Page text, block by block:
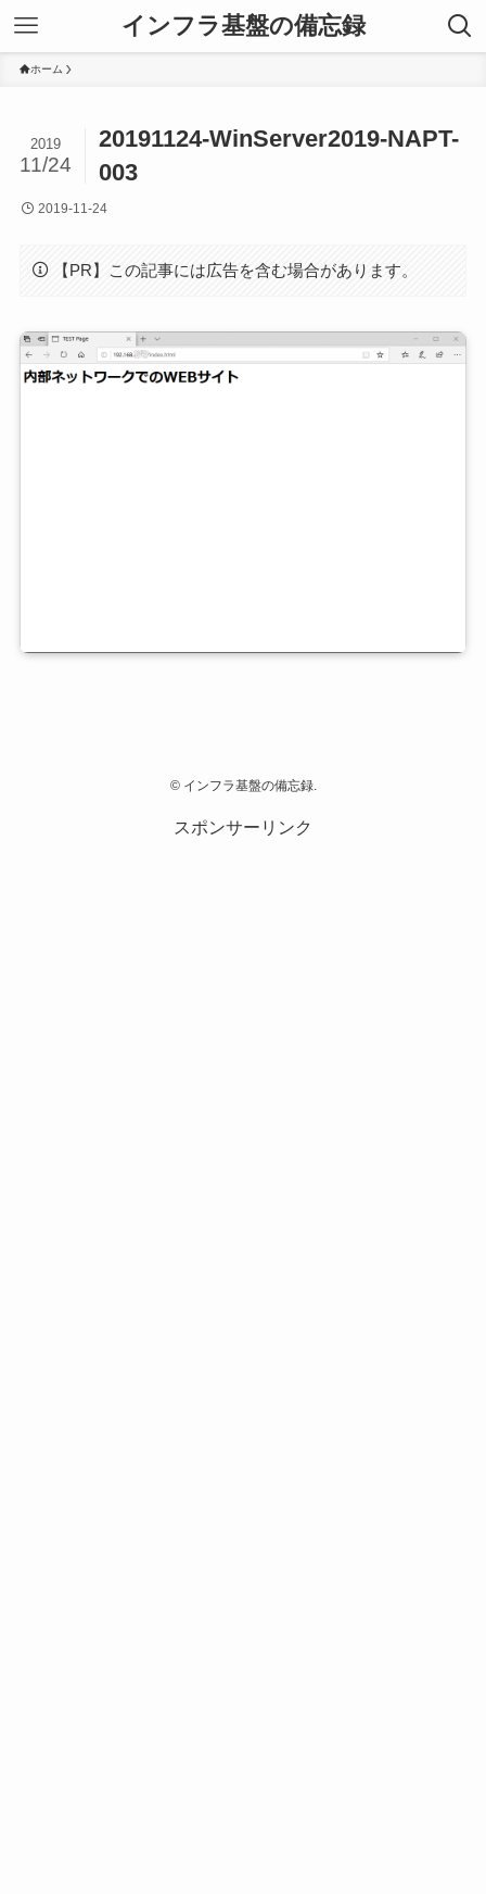
インフラ基盤の備忘録
ホーム
20191124-WinServer2019-NAPT-
003
2019
11/24
2019-11-24
【PR】この記事には広告を含む場合があります。
©インフラ基盤の備忘録.
スポンサーリンク